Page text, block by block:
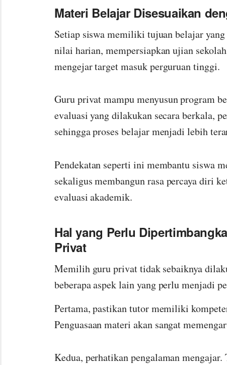
Materi Belajar Disesuaikan
Setiap siswa memiliki tujuan belajar
nilai harian, mempersiapkan ujian
mengejar target masuk perguruan tinggi.
Guru privat mampu menyusun program
evaluasi yang dilakukan secara berkala,
sehingga proses belajar menjadi lebih
Pendekatan seperti ini membantu siswa
sekaligus membangun rasa percaya diri
evaluasi akademik.
Hal yang Perlu
Privat
Memilih guru privat tidak sebaiknya
beberapa aspek lain yang perlu menjadi
Pertama, pastikan tutor memiliki
Penguasaan materi akan sangat
Kedua, perhatikan pengalaman